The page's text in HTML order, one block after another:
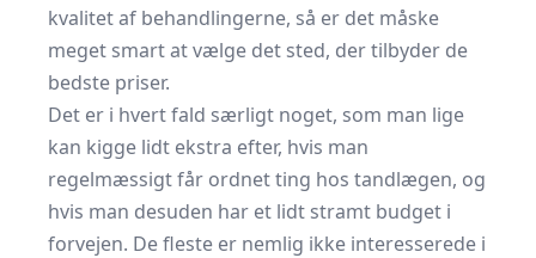
kvalitet af behandlingerne, så er det måske
meget smart at vælge det sted, der tilbyder de
bedste priser.
Det er i hvert fald særligt noget, som man lige
kan kigge lidt ekstra efter, hvis man
regelmæssigt får ordnet ting hos tandlægen, og
hvis man desuden har et lidt stramt budget i
forvejen. De fleste er nemlig ikke interesserede i